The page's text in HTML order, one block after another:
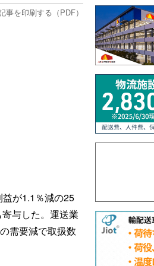
事を印刷する（PDF）
が1.1％減の25
与した。運送業
需要減で取扱数